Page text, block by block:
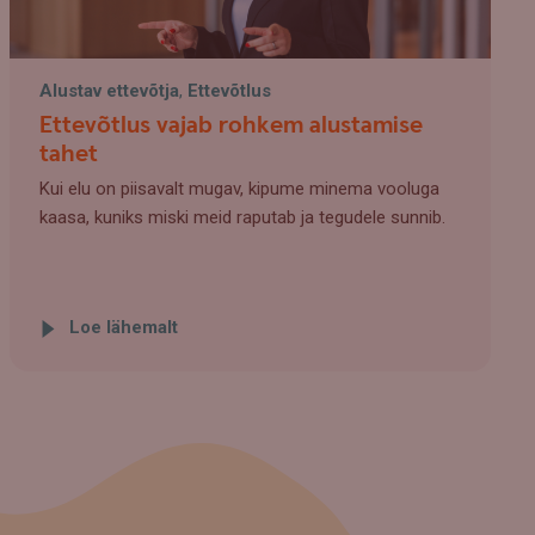
Alustav ettevõtja, Ettevõtlus
Ettevõtlus vajab rohkem alustamise
tahet
Kui elu on piisavalt mugav, kipume minema vooluga
kaasa, kuniks miski meid raputab ja tegudele sunnib.
Loe lähemalt